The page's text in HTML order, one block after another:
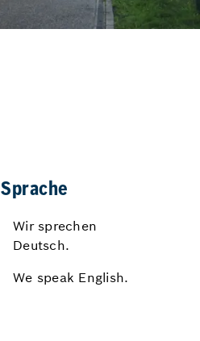
Sprache
Wir sprechen
Deutsch.
We speak English.